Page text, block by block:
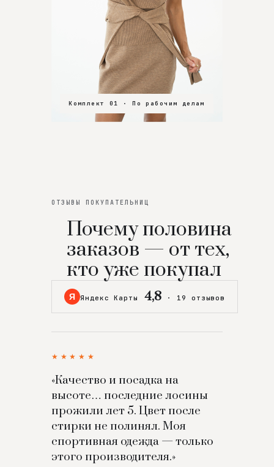
Комплект 01 · По рабочим делам
Комплект 02 · В зал
Комплект 03 · На особенный вечер
ОТЗЫВЫ ПОКУПАТЕЛЬНИЦ
Почему половина
заказов — от тех,
кто уже покупал
Я Яндекс Карты 4,8 · 19 отзывов
★★★★★
«Качество и посадка на
высоте… последние лосины
прожили лет 5. Цвет после
стирки не полинял. Моя
спортивная одежда — только
этого производителя.»